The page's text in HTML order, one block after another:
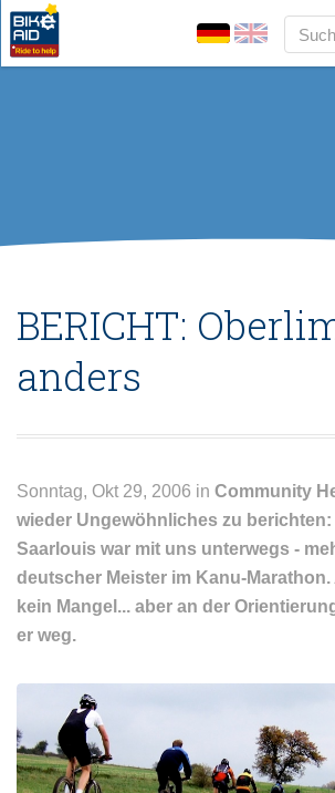
BERICHT:
anders
Sonntag, Okt 29, 2006 in Community
wieder Ungewöhnliches zu berichten:
Saarlouis war mit uns unterwegs -
deutscher Meister im Kanu-
kein Mangel... aber an der
er weg.